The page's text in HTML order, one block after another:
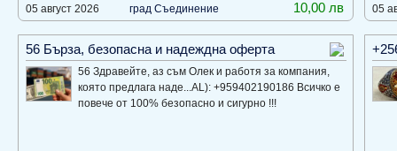
10,00 лв
град Съединение
05 август 2026 05
56 Бърза, безопасна и надеждна оферта
56 Здравейте, аз съм Олек и работя за компания,
която предлага наде...AL): +959402190186 Всичко е
повече от 100% безопасно и сигурно !!!